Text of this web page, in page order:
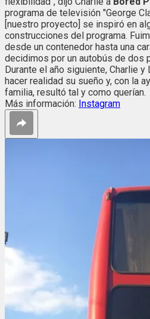
programa de televisión "George
[nuestro proyecto] se inspiró en
construcciones del programa.
desde un contenedor hasta una
decidimos por un autobús de dos
Durante el año siguiente, Charlie
hacer realidad su sueño y, con la
familia, resultó tal y como querían.
Más información: Instagram